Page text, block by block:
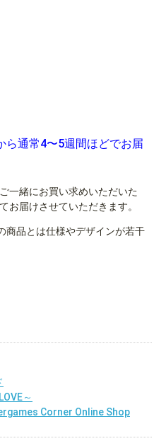
ら通常4〜5週間ほどでお届
一緒にお買い求めいただいた
お届けさせていただきます。
商品とは仕様やデザインが若干
～
Corner Online Shop